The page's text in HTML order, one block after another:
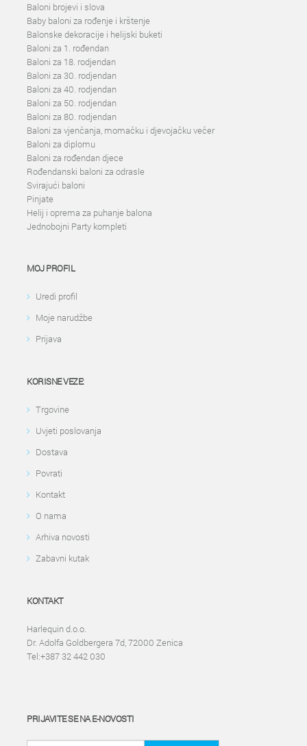
Baloni brojevi i slova
Baby baloni za rođenje i krštenje
Balonske dekoracije i helijski buketi
Baloni za 1. rođendan
Baloni za 18. rodjendan
Baloni za 30. rodjendan
Baloni za 40. rodjendan
Baloni za 50. rodjendan
Baloni za 80. rodjendan
Baloni za vjenčanja, momačku i djevojačku večer
Baloni za diplomu
Baloni za rođendan djece
Rođendanski baloni za odrasle
Svirajući baloni
Pinjate
Helij i oprema za puhanje balona
Jednobojni Party kompleti
MOJ PROFIL
Uredi profil
Moje narudžbe
Prijava
KORISNE VEZE:
Trgovine
Uvjeti poslovanja
Dostava
Povrati
Kontakt
O nama
Arhiva novosti
Zabavni kutak
KONTAKT
Harlequin d.o.o.
Dr. Adolfa Goldbergera 7d, 72000 Zenica
Tel:+387 32 442 030
PRIJAVITE SE NA E-NOVOSTI